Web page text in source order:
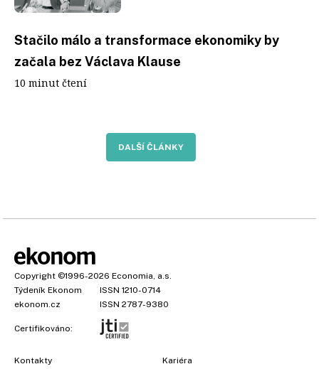
Stačilo málo a transformace ekonomiky by
začala bez Václava Klause
10 minut čtení
DALŠÍ ČLÁNKY
Copyright ©1996-2026 Economia, a.s.
Týdeník Ekonom
ISSN 1210-0714
ekonom.cz
ISSN 2787-9380
Certifikováno:
Kontakty Kariéra